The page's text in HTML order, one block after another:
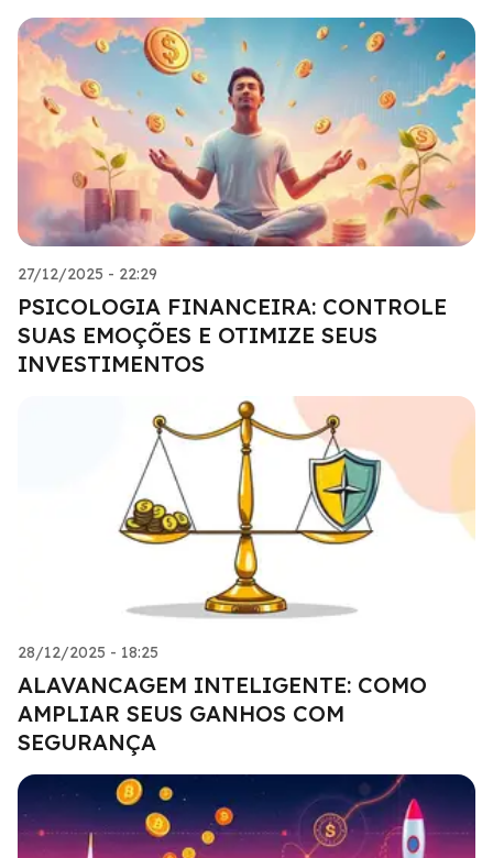
27/12/2025 - 22:29
PSICOLOGIA FINANCEIRA: CONTROLE
SUAS EMOÇÕES E OTIMIZE SEUS
INVESTIMENTOS
28/12/2025 - 18:25
ALAVANCAGEM INTELIGENTE: COMO
AMPLIAR SEUS GANHOS COM
SEGURANÇA